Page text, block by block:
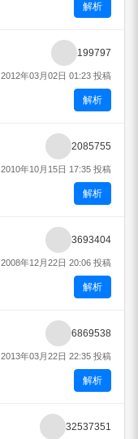
解析
199797
2012年03月02日 01:23 投稿
解析
2085755
2010年10月15日 17:35 投稿
解析
3693404
2008年12月22日 20:06 投稿
解析
6869538
2013年03月22日 22:35 投稿
解析
32537351